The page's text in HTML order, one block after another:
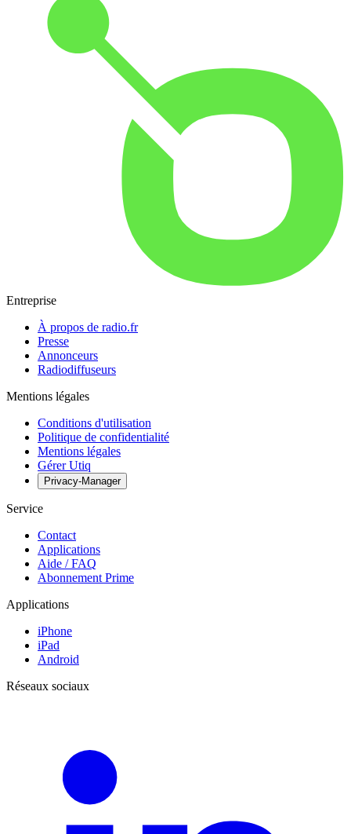
Entreprise
À propos de radio.fr
Presse
Annonceurs
Radiodiffuseurs
Mentions légales
Conditions d'utilisation
Politique de confidentialité
Mentions légales
Gérer Utiq
Privacy-Manager
Service
Contact
Applications
Aide / FAQ
Abonnement Prime
Applications
iPhone
iPad
Android
Réseaux sociaux